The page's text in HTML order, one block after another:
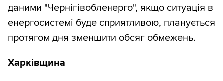
даними "Чернігівобленерго", якщо ситуація в
енергосистемі буде сприятливою, планується
протягом дня зменшити обсяг обмежень.
Харківщина